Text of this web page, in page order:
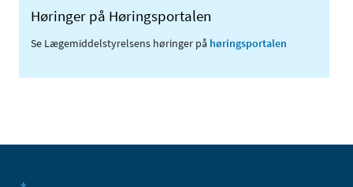
Høringer på Høringsportalen
Se Lægemiddelstyrelsens høringer på høringsportalen